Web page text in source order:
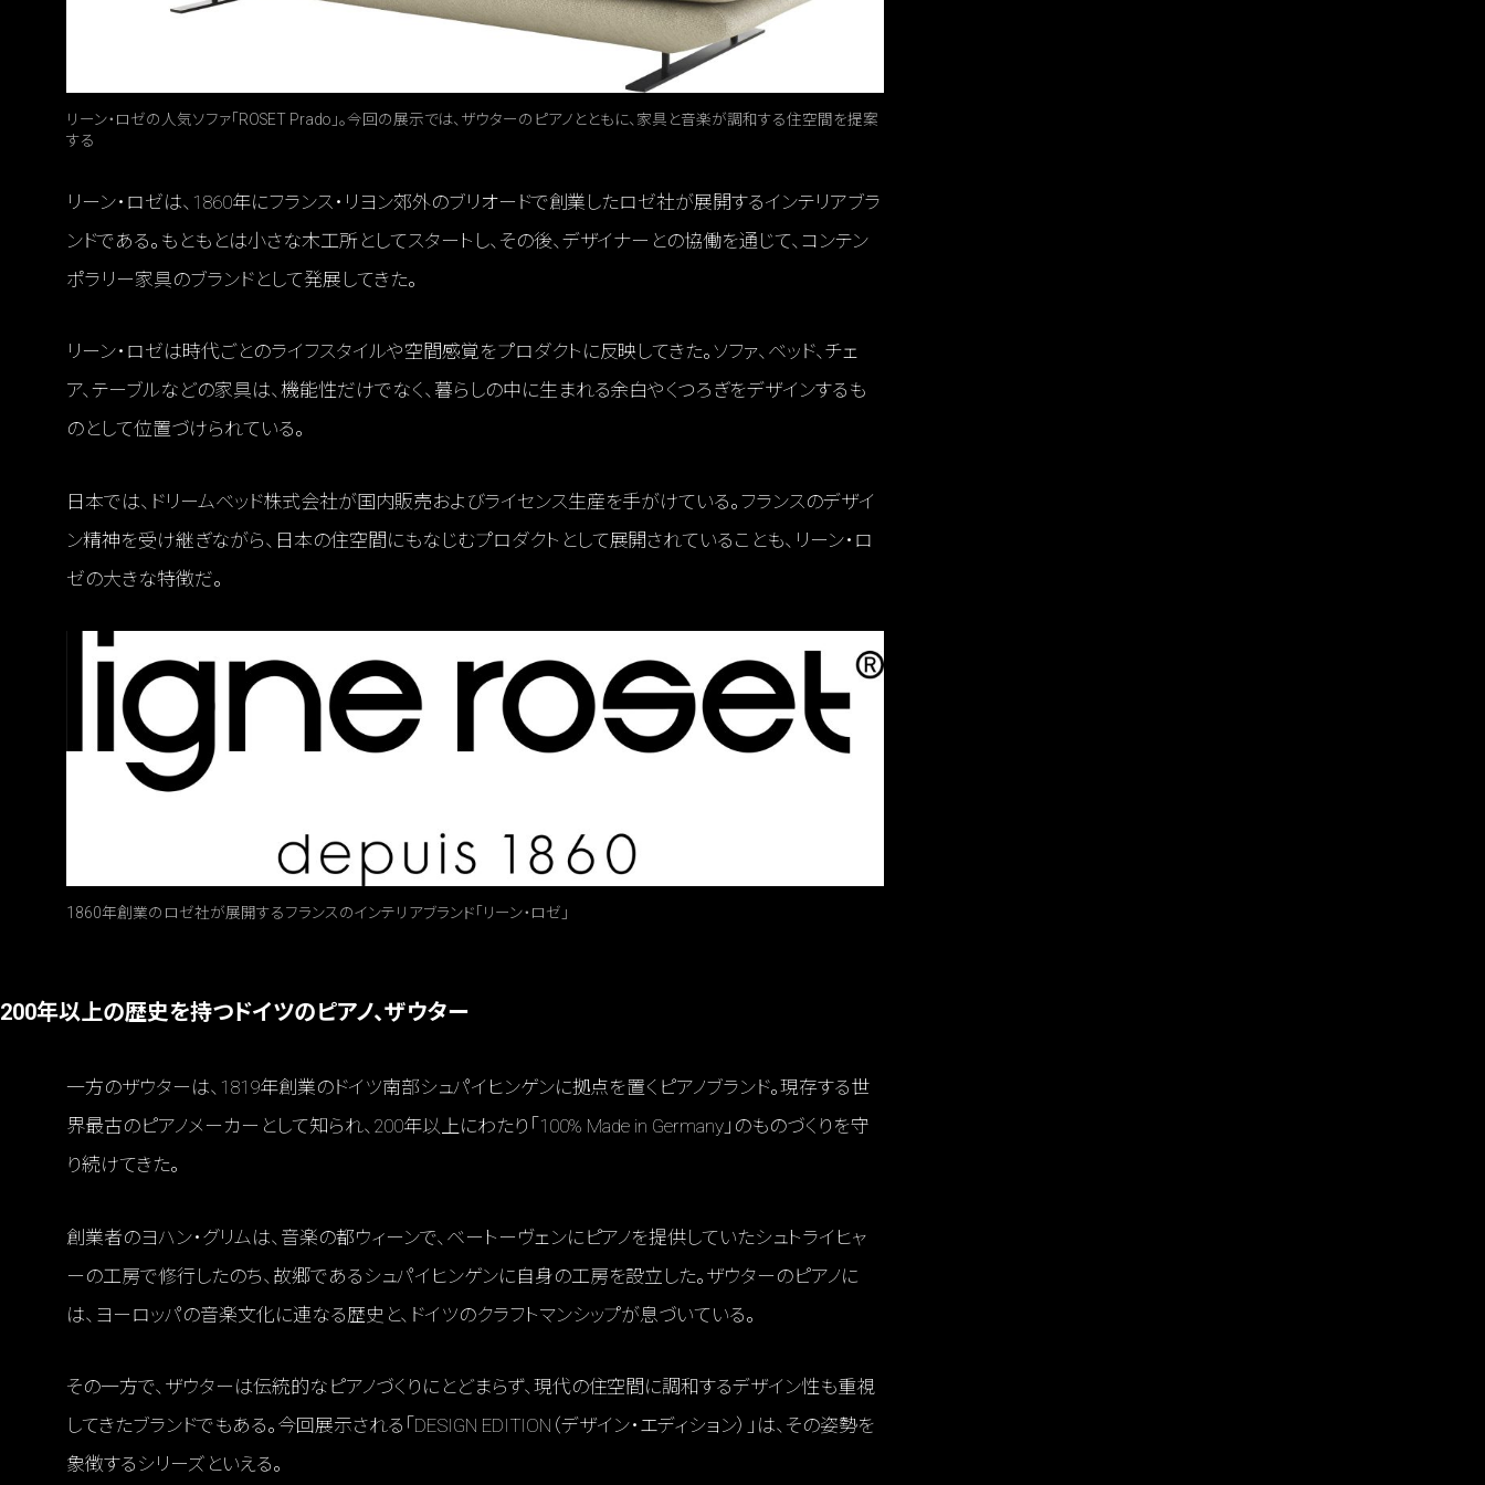
リーン・ロゼの人気ソファ「ROSET Prado」。今回の展示では、ザウターのピアノとともに、家具と音楽が調和する住空間を提案
する
リーン・ロゼは、1860年にフランス・リヨン郊外のブリオードで創業したロゼ社が展開するインテリアブラ
ンドである。もともとは小さな木工所としてスタートし、その後、デザイナーとの協働を通じて、コンテン
ポラリー家具のブランドとして発展してきた。
リーン・ロゼは時代ごとのライフスタイルや空間感覚をプロダクトに反映してきた。ソファ、ベッド、チェ
ア、テーブルなどの家具は、機能性だけでなく、暮らしの中に生まれる余白やくつろぎをデザインするも
のとして位置づけられている。
日本では、ドリームベッド株式会社が国内販売およびライセンス生産を手がけている。フランスのデザイ
ン精神を受け継ぎながら、日本の住空間にもなじむプロダクトとして展開されていることも、リーン・ロ
ゼの大きな特徴だ。
1860年創業のロゼ社が展開するフランスのインテリアブランド「リーン・ロゼ」
200年以上の歴史を持つドイツのピアノ、ザウター
一方のザウターは、1819年創業のドイツ南部シュパイヒンゲンに拠点を置くピアノブランド。現存する世
界最古のピアノメーカーとして知られ、200年以上にわたり「100% Made in Germany」のものづくりを守
り続けてきた。
創業者のヨハン・グリムは、音楽の都ウィーンで、ベートーヴェンにピアノを提供していたシュトライヒャ
ーの工房で修行したのち、故郷であるシュパイヒンゲンに自身の工房を設立した。ザウターのピアノに
は、ヨーロッパの音楽文化に連なる歴史と、ドイツのクラフトマンシップが息づいている。
その一方で、ザウターは伝統的なピアノづくりにとどまらず、現代の住空間に調和するデザイン性も重視
してきたブランドでもある。今回展示される「DESIGN EDITION（デザイン・エディション）」は、その姿勢を
象徴するシリーズといえる。